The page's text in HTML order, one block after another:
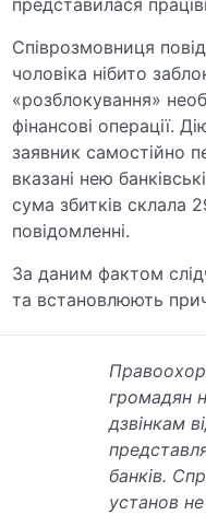
Співрозмовниця
чоловіка нібито
«розблокування»
фінансові операції.
заявник самостійно
вказані нею
сума збитків склала
повідомленні.
За даним фактом
та встановлюють
громадян
дзвінкам
банків.
установ